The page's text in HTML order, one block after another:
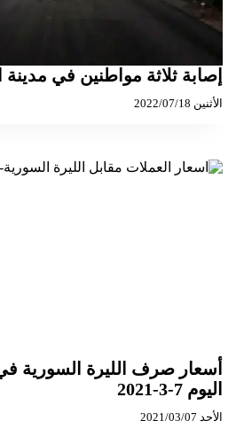
إصابة ثلاثة مواطنين في مدينة
الأثنين 2022/07/18
أسعار صرف الليرة السورية
اليوم 7-3-2021
الأحد 2021/03/07